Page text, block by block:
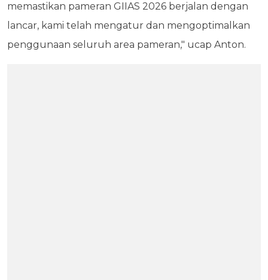
memastikan pameran GIIAS 2026 berjalan dengan
lancar, kami telah mengatur dan mengoptimalkan
penggunaan seluruh area pameran," ucap Anton.